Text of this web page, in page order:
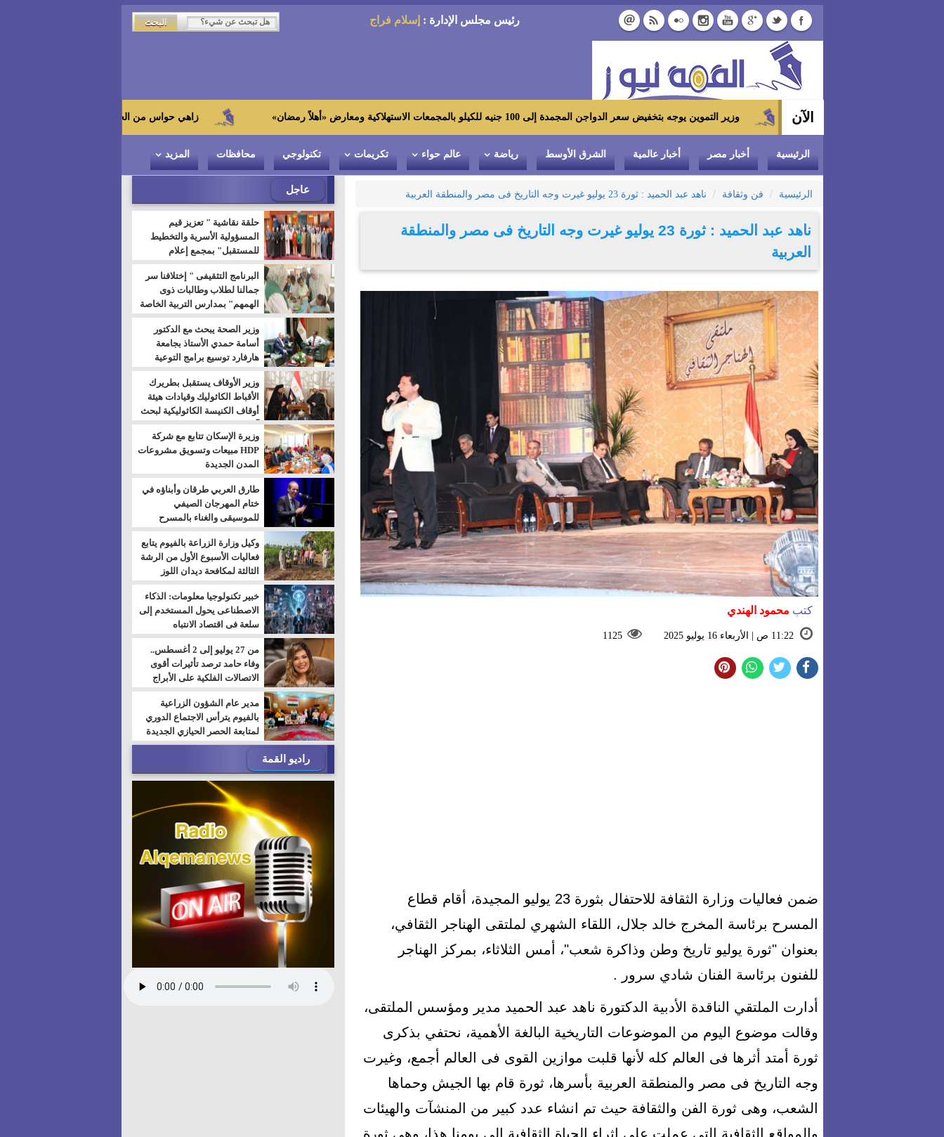
رئيس مجلس الإدارة : إسلام فراج
الآن زاهي حواس من الجامعة اليابانية : "توت عنخ آمون" هو بطل وزير التموين يوجه بتخفيض سعر الدواجن المجمدة إلى 100 جنيه للكيلو بالمجمعات الاستهلاكية ومعارض «أهلاً رمضان»
الرئيسية أخبار مصر أخبار عالمية الشرق الأوسط رياضة عالم حواء تكريمات تكنولوجي محافظات المزيد
الرئيسية فن وثقافة ناهد عبد الحميد : ثورة 23 يوليو غيرت وجه التاريخ فى مصر والمنطقة العربية
ناهد عبد الحميد : ثورة 23 يوليو غيرت وجه التاريخ فى مصر والمنطقة
العربية
كتب محمود الهندي
11:22 ص | الأربعاء 16 يوليو 2025 1125
ضمن فعاليات وزارة الثقافة للاحتفال بثورة 23 يوليو المجيدة، أقام قطاع
المسرح برئاسة المخرج خالد جلال، اللقاء الشهري لملتقى الهناجر الثقافي،
بعنوان "ثورة يوليو تاريخ وطن وذاكرة شعب"، أمس الثلاثاء، بمركز الهناجر
للفنون برئاسة الفنان شادي سرور .
أدارت الملتقي الناقدة الأدبية الدكتورة ناهد عبد الحميد مدير ومؤسس الملتقى،
وقالت موضوع اليوم من الموضوعات التاريخية البالغة الأهمية، نحتفي بذكرى
ثورة أمتد أثرها فى العالم كله لأنها قلبت موازين القوى فى العالم أجمع، وغيرت
وجه التاريخ فى مصر والمنطقة العربية بأسرها، ثورة قام بها الجيش وحماها
الشعب، وهى ثورة الفن والثقافة حيث تم انشاء عدد كبير من المنشآت والهيئات
والمواقع الثقافية التى عملت على إثراء الحياة الثقافية إلى يومنا هذا، وهى ثورة
عاجل
حلقة نقاشية " تعزيز قيم
المسؤولية الأسرية والتخطيط
للمستقبل" بمجمع إعلام
السويس
البرنامج التثقيفى " إختلافنا سر
جمالنا لطلاب وطالبات ذوى
الهمهم" بمدارس التربية الخاصة
بالسويس
وزير الصحة يبحث مع الدكتور
أسامة حمدي الأستاذ بجامعة
هارفارد توسيع برامج التوعية
بمرض السكري
وزير الأوقاف يستقبل بطريرك
الأقباط الكاثوليك وقيادات هيئة
أوقاف الكنيسة الكاثوليكية لبحث
آفاق التعاون المشترك
وزيرة الإسكان تتابع مع شركة
HDP مبيعات وتسويق مشروعات
المدن الجديدة
طارق العربي طرقان وأبناؤه في
ختام المهرجان الصيفي
للموسيقى والغناء بالمسرح
المكشوف
وكيل وزارة الزراعة بالفيوم يتابع
فعاليات الأسبوع الأول من الرشة
الثالثة لمكافحة ديدان اللوز
للقطن
خبير تكنولوجيا معلومات: الذكاء
الاصطناعى يحول المستخدم إلى
سلعة فى اقتصاد الانتباه
من 27 يوليو إلى 2 أغسطس..
وفاء حامد ترصد تأثيرات أقوى
الاتصالات الفلكية على الأبراج
مدير عام الشؤون الزراعية
بالفيوم يترأس الاجتماع الدوري
لمتابعة الحصر الحيازي الجديدة
راديو القمة